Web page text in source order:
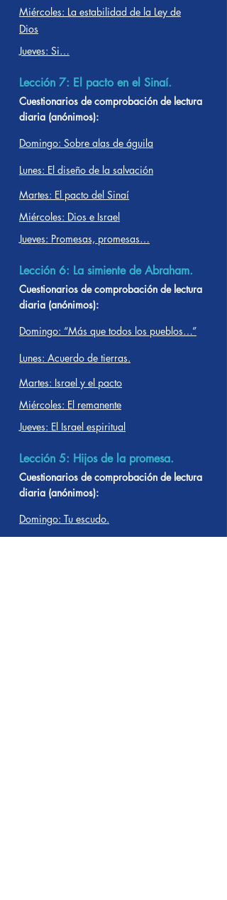
Miércoles: La estabilidad de la Ley de
Dios
Jueves: Si…
Lección 7: El pacto en el Sinaí.
Cuestionarios de comprobación de lectura
diaria (anónimos):
Domingo: Sobre alas de águila
Lunes: El diseño de la salvación
Martes: El pacto del Sinaí
Miércoles: Dios e Israel
Jueves: Promesas, promesas…
Lección 6: La simiente de Abraham.
Cuestionarios de comprobación de lectura
diaria (anónimos):
Domingo: “Más que todos los pueblos…”
Lunes: Acuerdo de tierras.
Martes: Israel y el pacto
Miércoles: El remanente
Jueves: El Israel espiritual
Lección 5: Hijos de la promesa.
Cuestionarios de comprobación de lectura
diaria (anónimos):
Domingo: Tu escudo.